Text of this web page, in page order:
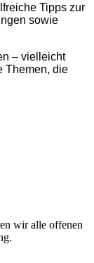
Tipps zur
sowie
– vielleicht
Themen, die
wir alle offenen